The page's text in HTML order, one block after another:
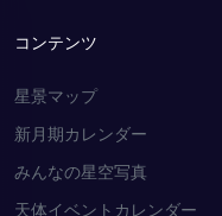
コンテンツ
星景マップ
新月期カレンダー
みんなの星空写真
天体イベントカレンダー